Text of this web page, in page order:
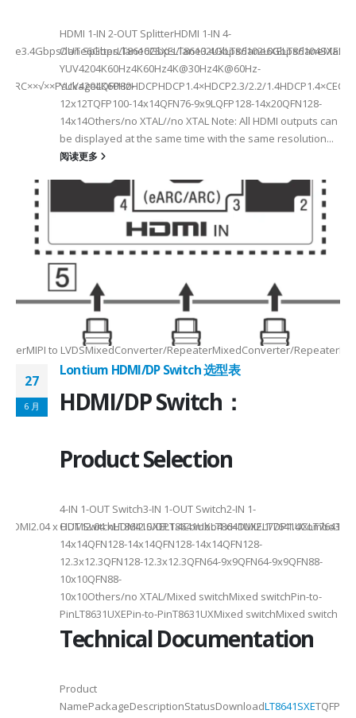
Max2.5Gbps MaxLanes/Port××1/2/3/4configurable1/2/3/
for CSI×TTL××××24bit RGBBT656/BT112024bit RGBBT656/
Rate3.4Gbps/lane6Gbps/lane6Gbps/lane3.4Gbps/lane6Gbps/laneMax
x HDMI2.04 x HDMI2.04 xHDMI2.0/DP1.4Combo4 xHDMI2.1/
Max148.5MHz Max×200MHz Max154MHz Max297MHz
Max2.5Gbps Max×Lanes/Port1/2/3/4configurable1/2/3/
to LVDSMixedConverter/RepeaterMixedConverter/
HDMI 1-IN 2-OUT SplitterHDMI 1-IN 4-
OUT
YUV4204K60Hz4K60Hz4K@30Hz4K@60Hz-
YUV4204K60HzHDCPHDCP1.4×HDCP2.3/2.2/
12x12TQFP100-14x14QFN76-9x9LQFP128-14x20QFN128-
14x14Others/no XTAL//no XTAL Note: All HDMI outputs can
be displayed at the same time with the same resolution...
阅读更多
27
6 月
Lontium HDMI/DP Switch 选型表
HDMI/DP Switch：
Product Selection
4-IN 1-OUT Switch3-IN 1-OUT Switch2-IN 1-
OUT
14x14QFN128-14x14QFN128-14x14QFN128-
12.3x12.3QFN128-12.3x12.3QFN64-9x9QFN64-9x9QFN88-
10x10QFN88-
10x10Others/no XTAL/Mixed switchMixed switchPin-to-
PinLT8631UXEPin-to-PinT8631UXMixed switchMixed switch
Technical Documentation
Product
NamePackageDescriptionStatusDownloadLT8641SXE